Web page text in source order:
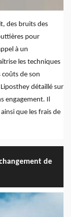
des bruits des
pour
à un
les techniques
de son
détaillé sur
engagement. Il
que les frais de
de